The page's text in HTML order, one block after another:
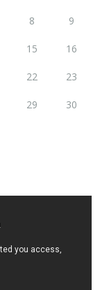
8 9
15 16
22 23
29 30